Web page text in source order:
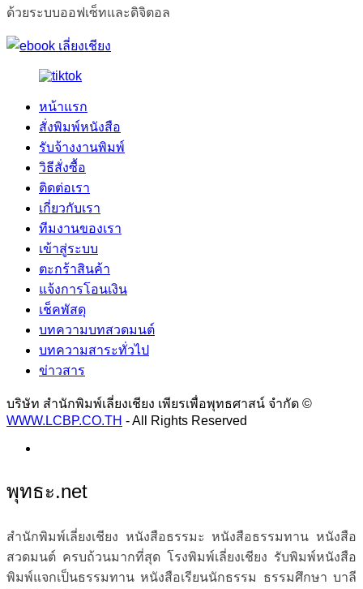
ด้วยระบบออฟเซ็ทและดิจิตอล
หน้าแรก
สั่งพิมพ์หนังสือ
รับจ้างงานพิมพ์
วิธีสั่งซื้อ
ติดต่อเรา
เกี่ยวกับเรา
ทีมงานของเรา
เข้าสู่ระบบ
ตะกร้าสินค้า
แจ้งการโอนเงิน
เช็คพัสดุ
บทความบทสวดมนต์
บทความสาระทั่วไป
ข่าวสาร
บริษัท สำนักพิมพ์เลี่ยงเชียง เพียรเพื่อพุทธศาสน์ จำกัด ©
WWW.LCBP.CO.TH - All Rights Reserved
พุทธะ.net
สำนักพิมพ์เลี่ยงเชียง หนังสือธรรมะ หนังสือธรรมทาน หนังสือ
สวดมนต์ ครบถ้วนมากที่สุด โรงพิมพ์เลี่ยงเชียง รับพิมพ์หนังสือ
พิมพ์แจกเป็นธรรมทาน หนังสือเรียนนักธรรม ธรรมศึกษา บาลี